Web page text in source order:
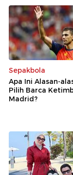
Sepakbola
Apa Ini Alasan-
Pilih Barca
Madrid?